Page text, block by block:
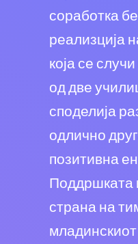
соработка
реализција
која се
од две
споделија
одлично
позитивна
Поддршката
страна на